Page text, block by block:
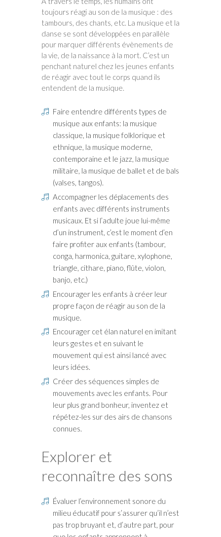
toujours réagi au son de la musique : des
tambours, des chants, etc. La musique et la
danse se sont développées en parallèle
pour marquer différents évènements de
la vie, de la naissance à la mort. C’est un
penchant naturel chez les jeunes enfants
de réagir avec tout le corps quand ils
entendent de la musique.
Faire entendre différents types de
musique aux enfants: la musique
classique, la musique folklorique et
ethnique, la musique moderne,
contemporaine et le jazz, la musique
militaire, la musique de ballet et de bals
(valses, tangos).
Accompagner les déplacements des
enfants avec différents instruments
musicaux. Et si l’adulte joue lui-même
d’un instrument, c’est le moment d’en
faire profiter aux enfants (tambour,
conga, harmonica, guitare, xylophone,
triangle, cithare, piano, flûte, violon,
banjo, etc.)
Encourager les enfants à créer leur
propre façon de réagir au son de la
musique.
Encourager cet élan naturel en imitant
leurs gestes et en suivant le
mouvement qui est ainsi lancé avec
leurs idées.
Créer des séquences simples de
mouvements avec les enfants. Pour
leur plus grand bonheur, inventez et
répétez-les sur des airs de chansons
connues.
Explorer et
reconnaître des sons
Évaluer l’environnement sonore du
milieu éducatif pour s’assurer qu’il n’est
pas trop bruyant et, d’autre part, pour